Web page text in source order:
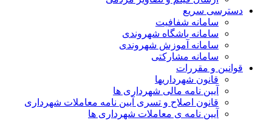
دسترسی سریع
سامانه شفافیت
سامانه باشگاه شهروندی
سامانه آموزش شهروندی
سامانه مشارکتی
قوانین و مقررات
قانون شهرداریها
آیین نامه مالی شهرداری ها
قانون اصلاح و تسری آیین نامه معاملات شهرداری
آیین نامه ی معاملات شهرداری ها